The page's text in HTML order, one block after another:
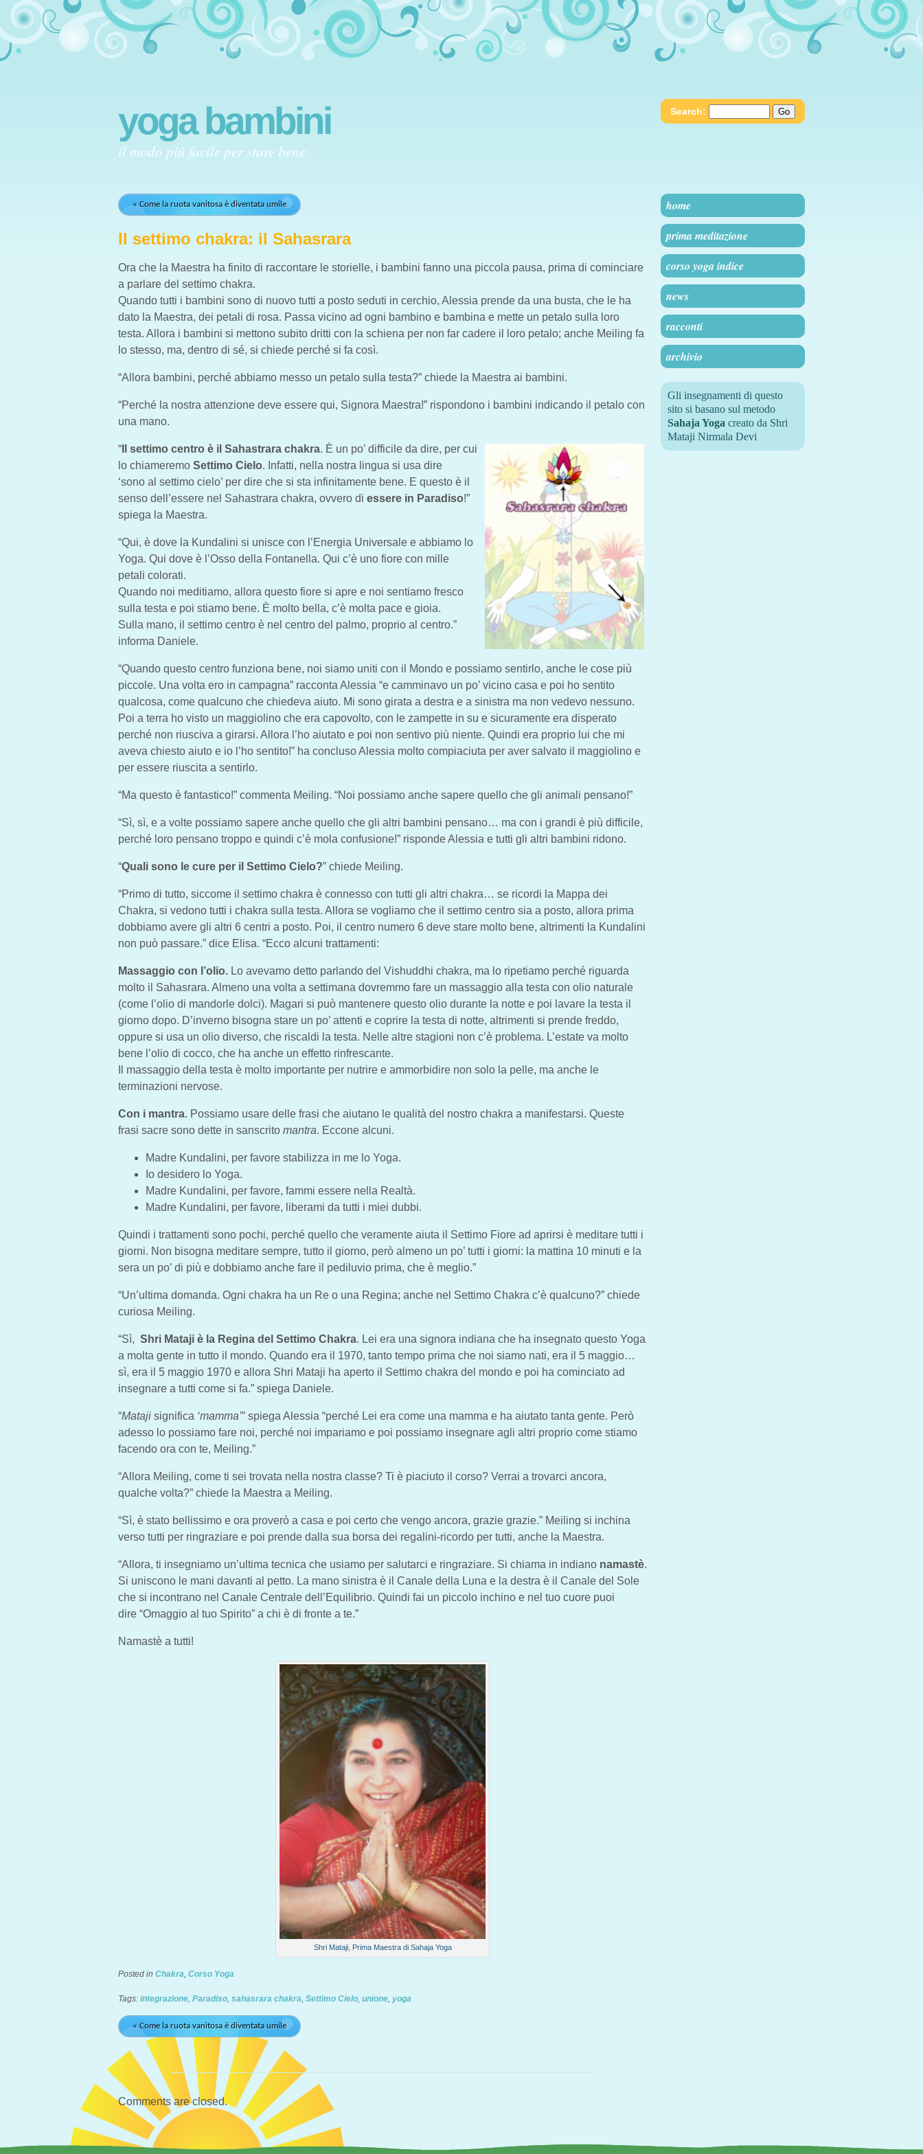
yoga bambini Search:
il modo più facile per stare bene
« Come la ruota vanitosa è diventata umile
Il settimo chakra: il Sahasrara
Ora che la Maestra ha finito di raccontare le storielle, i bambini fanno una piccola pausa, prima di cominciare
a parlare del settimo chakra.
Quando tutti i bambini sono di nuovo tutti a posto seduti in cerchio, Alessia prende da una busta, che le ha
dato la Maestra, dei petali di rosa. Passa vicino ad ogni bambino e bambina e mette un petalo sulla loro
testa. Allora i bambini si mettono subito dritti con la schiena per non far cadere il loro petalo; anche Meiling fa
lo stesso, ma, dentro di sé, si chiede perché si fa così.
“Allora bambini, perché abbiamo messo un petalo sulla testa?” chiede la Maestra ai bambini.
“Perché la nostra attenzione deve essere qui, Signora Maestra!” rispondono i bambini indicando il petalo con
una mano.
“ Il settimo centro è il Sahastrara chakra. È un po’ difficile da dire, per cui
lo chiameremo Settimo Cielo. Infatti, nella nostra lingua si usa dire
‘sono al settimo cielo’ per dire che si sta infinitamente bene. E questo è il
senso dell’essere nel Sahastrara chakra, ovvero di essere in Paradiso!”
spiega la Maestra.
“Qui, è dove la Kundalini si unisce con l’Energia Universale e abbiamo lo
Yoga. Qui dove è l’Osso della Fontanella. Qui c’è uno fiore con mille
petali colorati.
Quando noi meditiamo, allora questo fiore si apre e noi sentiamo fresco
sulla testa e poi stiamo bene. È molto bella, c’è molta pace e gioia.
Sulla mano, il settimo centro è nel centro del palmo, proprio al centro.”
informa Daniele.
“Quando questo centro funziona bene, noi siamo uniti con il Mondo e possiamo sentirlo, anche le cose più
piccole. Una volta ero in campagna” racconta Alessia “e camminavo un po’ vicino casa e poi ho sentito
qualcosa, come qualcuno che chiedeva aiuto. Mi sono girata a destra e a sinistra ma non vedevo nessuno.
Poi a terra ho visto un maggiolino che era capovolto, con le zampette in su e sicuramente era disperato
perché non riusciva a girarsi. Allora l’ho aiutato e poi non sentivo più niente. Quindi era proprio lui che mi
aveva chiesto aiuto e io l’ho sentito!” ha concluso Alessia molto compiaciuta per aver salvato il maggiolino e
per essere riuscita a sentirlo.
“Ma questo è fantastico!” commenta Meiling. “Noi possiamo anche sapere quello che gli animali pensano!”
“Sì, sì, e a volte possiamo sapere anche quello che gli altri bambini pensano… ma con i grandi è più difficile,
perché loro pensano troppo e quindi c’è mola confusione!” risponde Alessia e tutti gli altri bambini ridono.
“Quali sono le cure per il Settimo Cielo?” chiede Meiling.
“Primo di tutto, siccome il settimo chakra è connesso con tutti gli altri chakra… se ricordi la Mappa dei
Chakra, si vedono tutti i chakra sulla testa. Allora se vogliamo che il settimo centro sia a posto, allora prima
dobbiamo avere gli altri 6 centri a posto. Poi, il centro numero 6 deve stare molto bene, altrimenti la Kundalini
non può passare.” dice Elisa. “Ecco alcuni trattamenti:
Massaggio con l’olio. Lo avevamo detto parlando del Vishuddhi chakra, ma lo ripetiamo perché riguarda
molto il Sahasrara. Almeno una volta a settimana dovremmo fare un massaggio alla testa con olio naturale
(come l’olio di mandorle dolci). Magari si può mantenere questo olio durante la notte e poi lavare la testa il
giorno dopo. D’inverno bisogna stare un po’ attenti e coprire la testa di notte, altrimenti si prende freddo,
oppure si usa un olio diverso, che riscaldi la testa. Nelle altre stagioni non c’è problema. L’estate va molto
bene l’olio di cocco, che ha anche un effetto rinfrescante.
Il massaggio della testa è molto importante per nutrire e ammorbidire non solo la pelle, ma anche le
terminazioni nervose.
Con i mantra. Possiamo usare delle frasi che aiutano le qualità del nostro chakra a manifestarsi. Queste
frasi sacre sono dette in sanscrito mantra. Eccone alcuni.
Madre Kundalini, per favore stabilizza in me lo Yoga.
Io desidero lo Yoga.
Madre Kundalini, per favore, fammi essere nella Realtà.
Madre Kundalini, per favore, liberami da tutti i miei dubbi.
Quindi i trattamenti sono pochi, perché quello che veramente aiuta il Settimo Fiore ad aprirsi è meditare tutti i
giorni. Non bisogna meditare sempre, tutto il giorno, però almeno un po’ tutti i giorni: la mattina 10 minuti e la
sera un po’ di più e dobbiamo anche fare il pediluvio prima, che è meglio.”
“Un’ultima domanda. Ogni chakra ha un Re o una Regina; anche nel Settimo Chakra c’è qualcuno?” chiede
curiosa Meiling.
“Sì, Shri Mataji è la Regina del Settimo Chakra. Lei era una signora indiana che ha insegnato questo Yoga
a molta gente in tutto il mondo. Quando era il 1970, tanto tempo prima che noi siamo nati, era il 5 maggio…
sì, era il 5 maggio 1970 e allora Shri Mataji ha aperto il Settimo chakra del mondo e poi ha cominciato ad
insegnare a tutti come si fa.” spiega Daniele.
“Mataji significa ‘mamma’” spiega Alessia “perché Lei era come una mamma e ha aiutato tanta gente. Però
adesso lo possiamo fare noi, perché noi impariamo e poi possiamo insegnare agli altri proprio come stiamo
facendo ora con te, Meiling.”
“Allora Meiling, come ti sei trovata nella nostra classe? Ti è piaciuto il corso? Verrai a trovarci ancora,
qualche volta?” chiede la Maestra a Meiling.
“Sì, è stato bellissimo e ora proverò a casa e poi certo che vengo ancora, grazie grazie.” Meiling si inchina
verso tutti per ringraziare e poi prende dalla sua borsa dei regalini-ricordo per tutti, anche la Maestra.
“Allora, ti insegniamo un’ultima tecnica che usiamo per salutarci e ringraziare. Si chiama in indiano namastè.
Si uniscono le mani davanti al petto. La mano sinistra è il Canale della Luna e la destra è il Canale del Sole
che si incontrano nel Canale Centrale dell’Equilibrio. Quindi fai un piccolo inchino e nel tuo cuore puoi
dire “Omaggio al tuo Spirito” a chi è di fronte a te.”
Namastè a tutti!
Shri Mataji, Prima Maestra di Sahaja Yoga
Posted in Chakra, Corso Yoga
Tags: integrazione, Paradiso, sahasrara chakra, Settimo Cielo, unione, yoga
« Come la ruota vanitosa è diventata umile
Comments are closed.
home
prima meditazione
corso yoga indice
news
racconti
archivio
Gli insegnamenti di questo
sito si basano sul metodo
Sahaja Yoga creato da Shri
Mataji Nirmala Devi